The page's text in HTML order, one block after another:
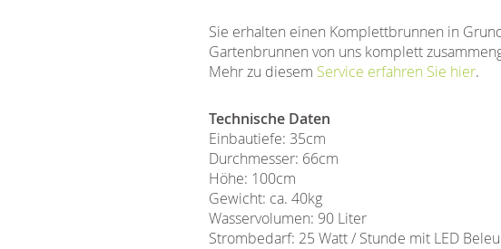
Sie erhalten einen Komplettbrunnen in
Gartenbrunnen von uns komplett
Mehr zu diesem Service erfahren Sie hier.
Technische Daten
Einbautiefe: 35cm
Durchmesser: 66cm
Höhe: 100cm
Gewicht: ca. 40kg
Wasservolumen: 90 Liter
Strombedarf: 25 Watt / Stunde mit LED